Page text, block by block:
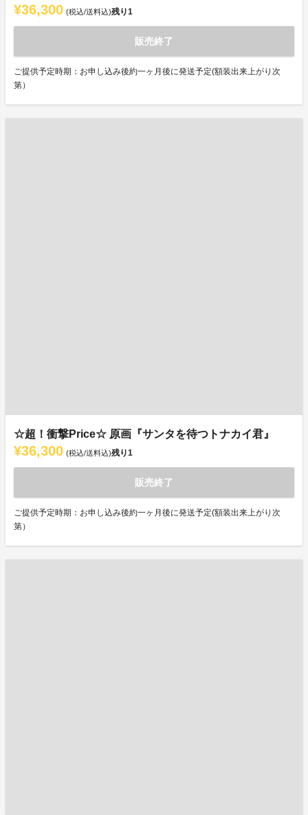
¥36,300 (税込/送料込)残り1
販売終了
ご提供予定時期：お申し込み後約一ヶ月後に発送予定(額装出来上がり次
第）
☆超！衝撃Price☆ 原画『サンタを待つトナカイ君』
¥36,300 (税込/送料込)残り1
販売終了
ご提供予定時期：お申し込み後約一ヶ月後に発送予定(額装出来上がり次
第）